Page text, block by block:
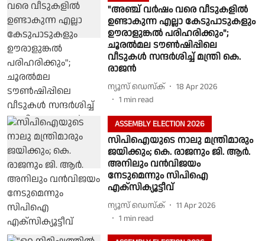
"അഞ്ച് വര്‍ഷം വരെ വീടുകളിൽ
ഉണ്ടാകുന്ന എല്ലാ കേടുപാടുകളും
ഊരാളുങ്കല്‍ പരിഹരിക്കും";
ചൂരൽമല ടൗൺഷിപ്പിലെ
വീടുകൾ സന്ദർശിച്ച് മന്ത്രി കെ.
രാജൻ
ന്യൂസ് ഡെസ്ക്
18 Apr 2026
1 min read
ASSEMBLY ELECTION 2026
സിപിഐയുടെ നാലു മന്ത്രിമാരും
ജയിക്കും; കെ. രാജനും ജി. ആർ.
അനിലും വൻവിജയം
നേടുമെന്നും സിപിഐ
എക്സിക്യൂട്ടീവ്
ന്യൂസ് ഡെസ്ക്
11 Apr 2026
1 min read